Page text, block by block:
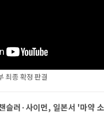
최종 확정 판결
슬러·사이먼, 일본서 '마약